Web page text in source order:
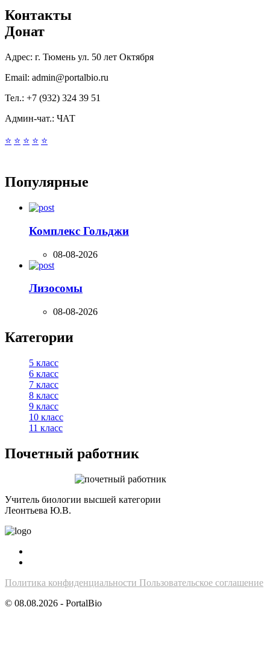
Контакты
Донат
Адрес: г. Тюмень ул. 50 лет Октября
Email: admin@portalbio.ru
Тел.: +7 (932) 324 39 51
Админ-чат.: ЧАТ
⭐ ⭐ ⭐ ⭐ ⭐
Популярные
Комплекс Гольджи
08-08-2026
Лизосомы
08-08-2026
Категории
5 класс
6 класс
7 класс
8 класс
9 класс
10 класс
11 класс
Почетный работник
Учитель биологии высшей категории
Леонтьева Ю.В.
Политика конфиденциальности Пользовательское соглашение
© 08.08.2026 - PortalBio